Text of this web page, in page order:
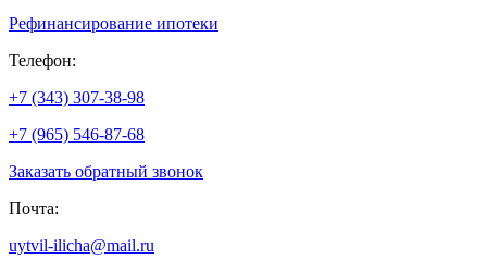
Рефинансирование ипотеки
Телефон:
+7 (343) 307-38-98
+7 (965) 546-87-68
Заказать обратный звонок
Почта:
uytvil-ilicha@mail.ru